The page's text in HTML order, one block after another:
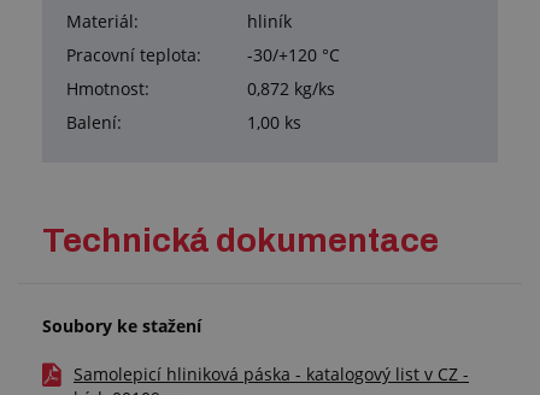
Materiál:
hliník
Pracovní teplota:
-30/+120 °C
Hmotnost:
0,872 kg/ks
Balení:
1,00 ks
Technická dokumentace
Soubory ke stažení
Samolepicí hliniková páska - katalogový list v CZ -